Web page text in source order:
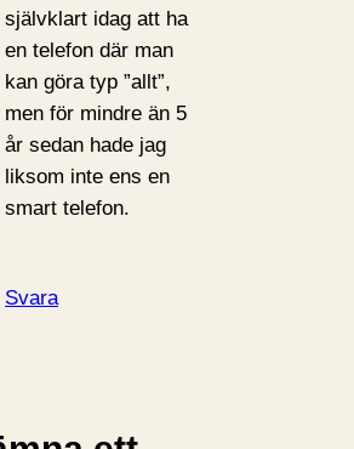
självklart idag att ha
en telefon där man
kan göra typ ”allt”,
men för mindre än 5
år sedan hade jag
liksom inte ens en
smart telefon.
Svara